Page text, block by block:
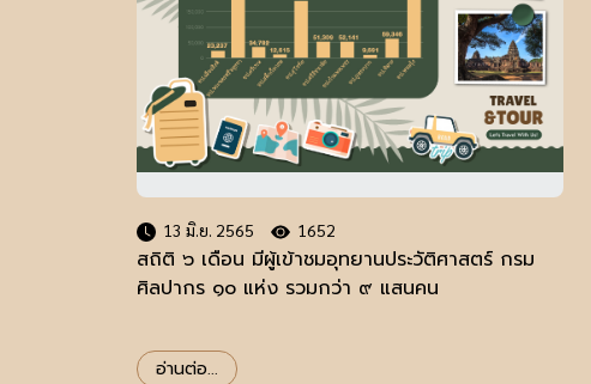
13 มิ.ย. 2565 1652
สถิติ ๖ เดือน มีผู้เข้าชมอุทยานประวัติศาสตร์ กรม
ศิลปากร ๑๐ แห่ง รวมกว่า ๙ แสนคน
อ่านต่อ...